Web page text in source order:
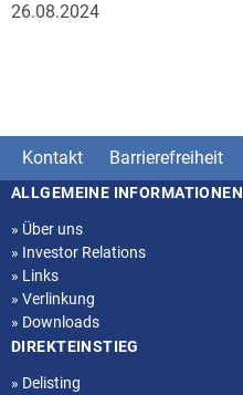
26.08.2024
Kontakt Barrierefreiheit
Seitenstruktur
ALLGEMEINE INFORMATIONEN
» Über uns
» Investor Relations
» Links
» Verlinkung
» Downloads
DIREKTEINSTIEG
» Delisting